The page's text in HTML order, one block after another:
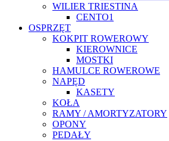
WILIER TRIESTINA
CENTO1
OSPRZĘT
KOKPIT ROWEROWY
KIEROWNICE
MOSTKI
HAMULCE ROWEROWE
NAPĘD
KASETY
KOŁA
RAMY / AMORTYZATORY
OPONY
PEDAŁY